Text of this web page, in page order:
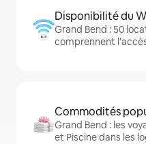
Disponibilité du
Grand Bend : 50
comprennent
Commodités
Grand Bend : les
et Piscine dans les